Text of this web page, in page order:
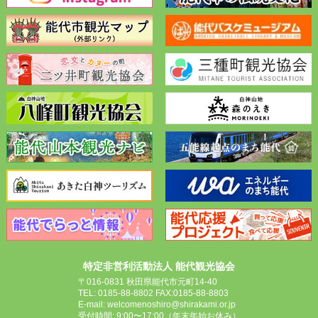
特定非営利活動法人 能代観光協会
〒016-0831 秋田県能代市元町14-40
TEL: 0185-88-8802 FAX:0185-88-8803
E-mail: welcomenoshiro@shirakami.or.jp